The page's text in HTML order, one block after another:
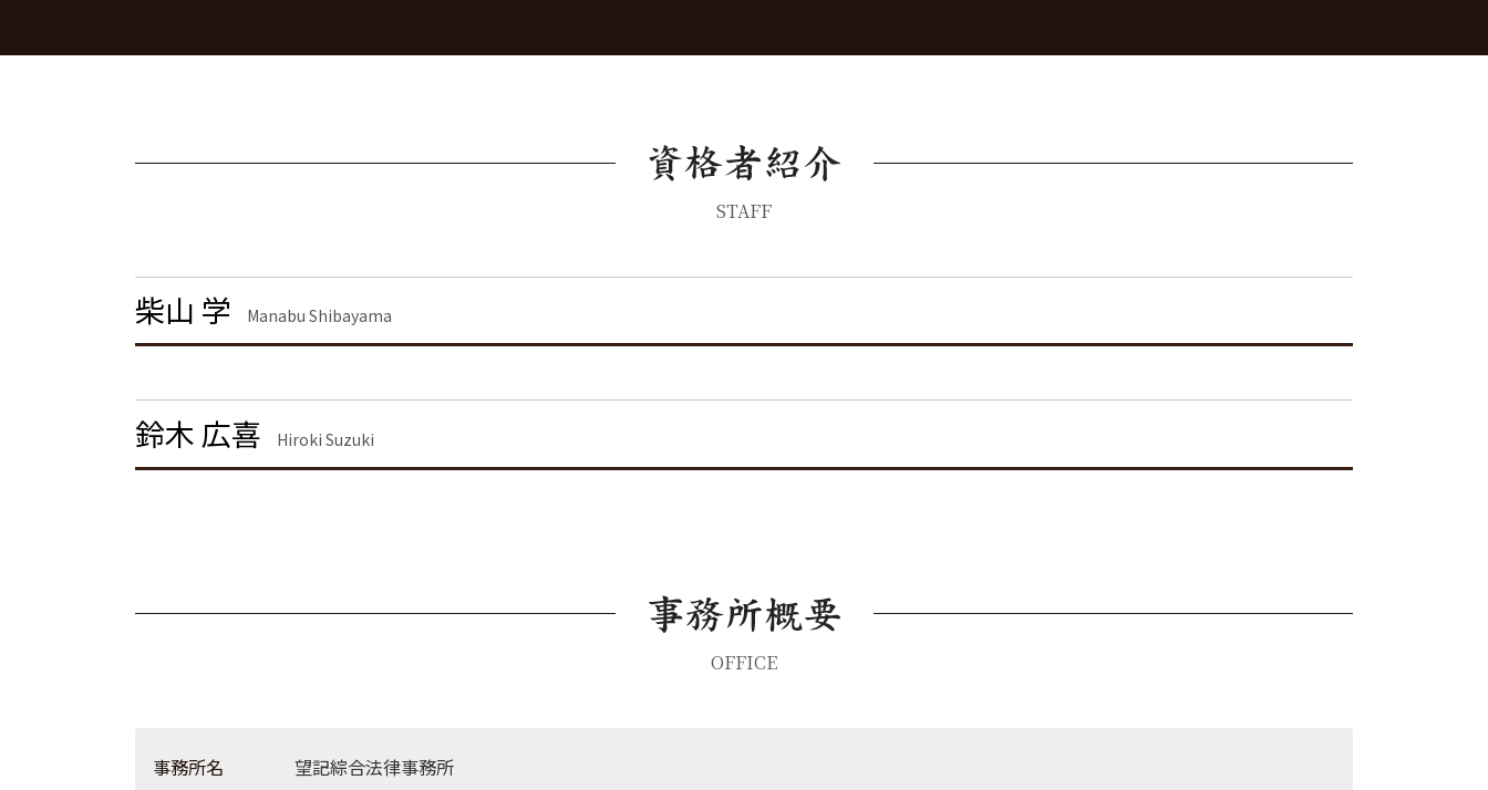
m&a 弁護士 費用
離婚 慰謝料なし
離婚公正証書
離婚 精神的苦痛 慰謝料相場
離婚 しない 場合 慰謝料相場
刑事事件 弁護士
企業法務 千葉県 弁護士
刑事事件 東京都 弁護士
離婚 千葉県 弁護士
不動産トラブル 神奈川県 弁護士
離婚 埼玉県 弁護士
離婚 神奈川県 弁護士
労働問題 渋谷区 弁護士
企業法務 栃木県 弁護士
STAFF
柴山 学 Manabu Shibayama
鈴木 広喜 Hiroki Suzuki
OFFICE
事務所名 望記綜合法律事務所